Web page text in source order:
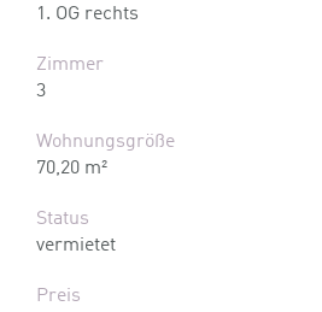
1. OG rechts
Zimmer
3
Wohnungsgröße
70,20 m²
Status
vermietet
Preis